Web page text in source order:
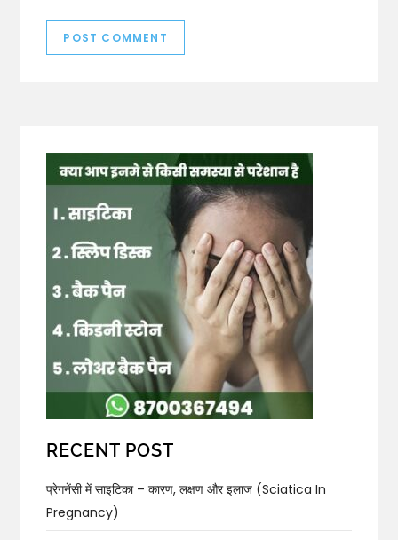
RECENT POST
प्रेगनेंसी में साइटिका – कारण, लक्षण और इलाज (Sciatica In
Pregnancy)